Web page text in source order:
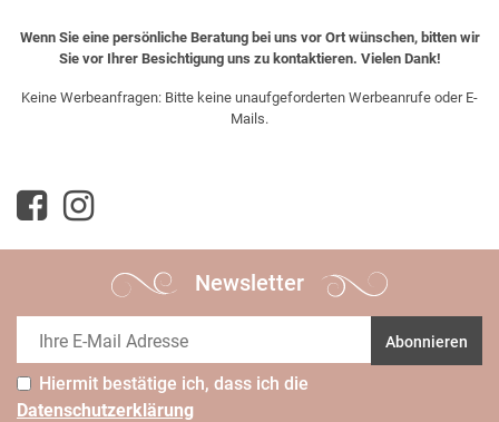
Wenn Sie eine persönliche Beratung bei uns vor Ort wünschen, bitten wir
Sie vor Ihrer Besichtigung uns zu kontaktieren. Vielen Dank!
Keine Werbeanfragen: Bitte keine unaufgeforderten Werbeanrufe oder E-
Mails.
Newsletter
Abonnieren
Hiermit bestätige ich, dass ich die
Daten­schutz­erklärung